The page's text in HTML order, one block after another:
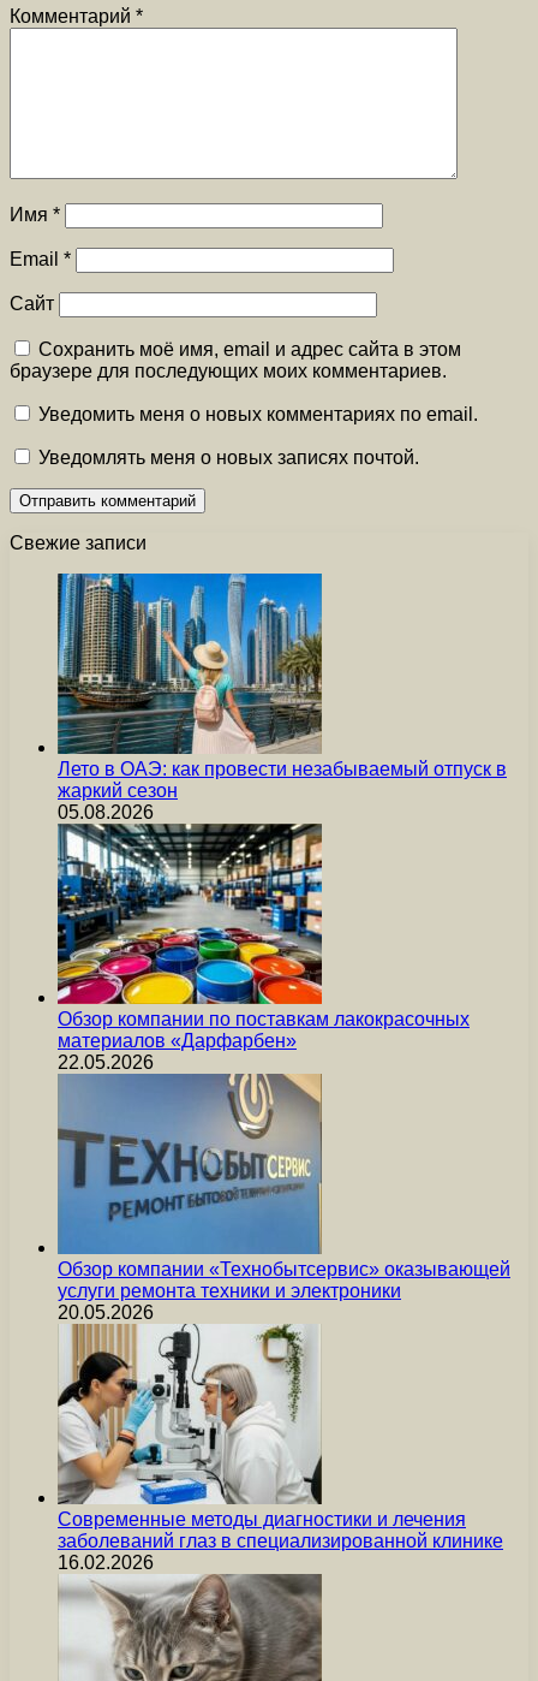
Комментарий *
Имя *
Email *
Сайт
Сохранить моё имя, email и адрес сайта в этом
браузере для последующих моих комментариев.
Уведомить меня о новых комментариях по email.
Уведомлять меня о новых записях почтой.
Свежие записи
Лето в ОАЭ: как провести незабываемый отпуск в
жаркий сезон
05.08.2026
Обзор компании по поставкам лакокрасочных
материалов «Дарфарбен»
22.05.2026
Обзор компании «Технобытсервис» оказывающей
услуги ремонта техники и электроники
20.05.2026
Современные методы диагностики и лечения
заболеваний глаз в специализированной клинике
16.02.2026